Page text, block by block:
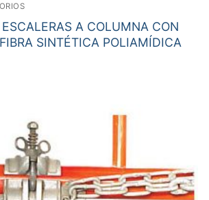
A COLUMNA CON
SINTÉTICA POLIAMÍDICA